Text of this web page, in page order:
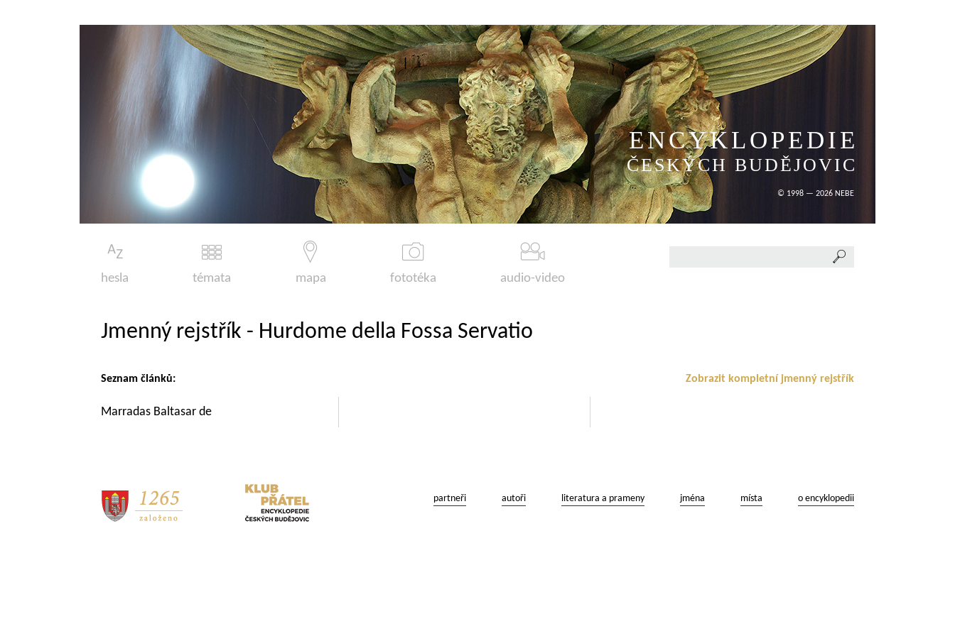
ENCYKLOPEDIE
ČESKÝCH BUDĚJOVIC
© 1998 — 2026 NEBE
hesla témata mapa fototéka audio-video
Jmenný rejstřík - Hurdome della Fossa Servatio
Zobrazit kompletní jmenný rejstřík
Seznam článků:
Marradas Baltasar de
partneři autoři literatura a prameny jména místa o encyklopedii